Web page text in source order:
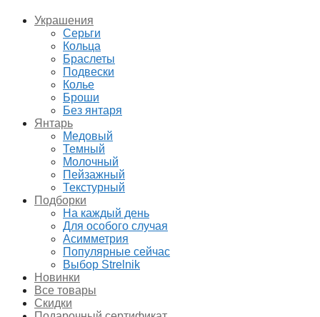
Украшения
Серьги
Кольца
Браслеты
Подвески
Колье
Броши
Без янтаря
Янтарь
Медовый
Темный
Молочный
Пейзажный
Текстурный
Подборки
На каждый день
Для особого случая
Асимметрия
Популярные сейчас
Выбор Strelnik
Новинки
Все товары
Скидки